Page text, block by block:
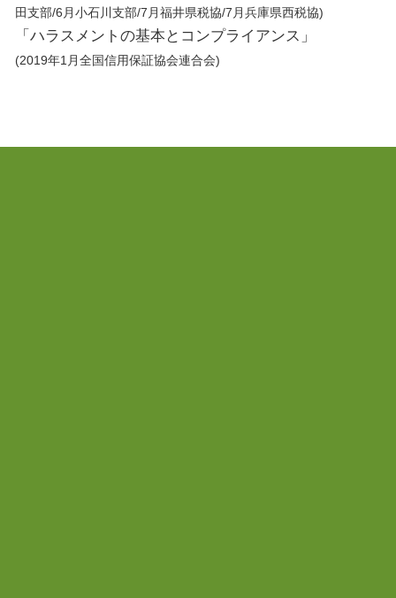
田支部/6月小石川支部/7月福井県税協/7月兵庫県西税協)
「ハラスメントの基本とコンプライアンス」
(2019年1月全国信用保証協会連合会)